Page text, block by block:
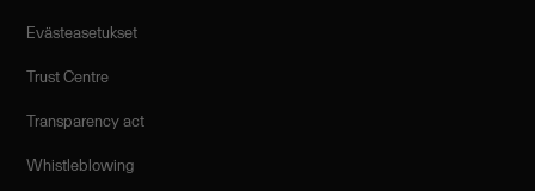
Evästeasetukset
Trust Centre
Transparency act
Whistleblowing